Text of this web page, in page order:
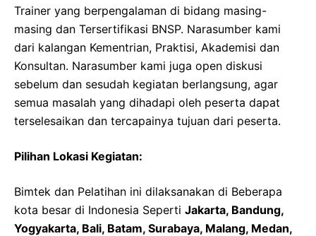
Trainer yang berpengalaman di bidang masing-
masing dan Tersertifikasi BNSP. Narasumber kami
dari kalangan Kementrian, Praktisi, Akademisi dan
Konsultan. Narasumber kami juga open diskusi
sebelum dan sesudah kegiatan berlangsung, agar
semua masalah yang dihadapi oleh peserta dapat
terselesaikan dan tercapainya tujuan dari peserta.
Pilihan Lokasi Kegiatan:
Bimtek dan Pelatihan ini dilaksanakan di Beberapa
kota besar di Indonesia Seperti Jakarta, Bandung,
Yogyakarta, Bali, Batam, Surabaya, Malang, Medan,